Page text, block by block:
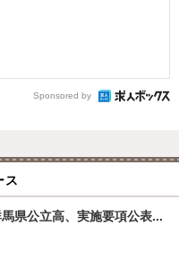
Sponsored by
ス
馬県公立高、実施要項公表...